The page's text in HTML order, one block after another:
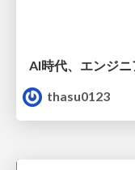
thasu0123